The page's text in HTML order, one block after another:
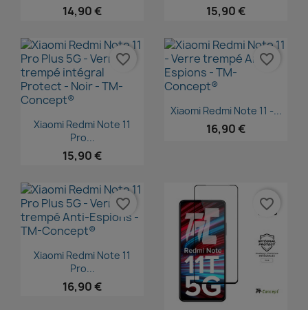
14,90 € 15,90 €
Aperçu rapide
Xiaomi Redmi Note 11
Pro...
15,90 €
favorite_border
Aperçu rapide
Xiaomi Redmi Note 11 -...
16,90 €
favorite_border
Aperçu rapide
Xiaomi Redmi Note 11
Pro...
16,90 €
favorite_border favorite_border